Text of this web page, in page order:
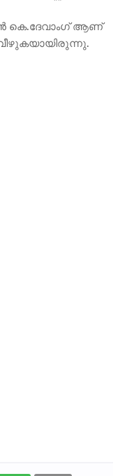
കെ.ദേവാംഗ് ആണ്